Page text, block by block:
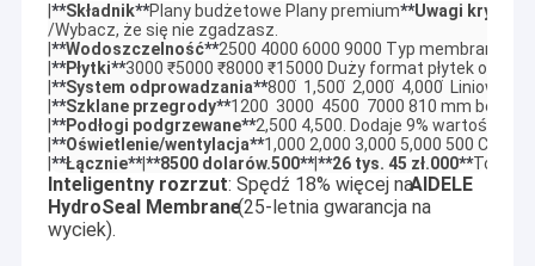
**Składnik**Plany budżetowe Plany premium**Uwagi
/Wybacz, że się nie zgadzasz.
**Wodoszczelność**2500 4000 6000 9000 Typ membrany
**Płytki**3000 ₹5000 ₹8000 ₹15000 Duży format płytek obniża
**System odprowadzania**800 ̇ 1,500 ̇ 2,000 ̇ 4,000 ̇ Liniowe
**Szklane przegrody**1200  3000  4500  7000 810 mm bez
**Podłogi podgrzewane**2,500 4,500. Dodaje 9% wartości
**Oświetlenie/wentylacja**1,000 2,000 3,000 5,000 500 CFM
**Łącznie**|**8500 dolarów.500**|**26 tys. 45 zł.000**To jest
Inteligentny rozrzut: Spędź 18% więcej naAIDELE
HydroSeal Membrane(25-letnia gwarancja na
wyciek).